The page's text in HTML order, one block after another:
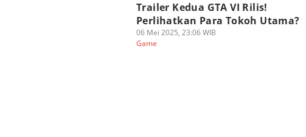
Trailer Kedua GTA VI Rilis!
Perlihatkan Para Tokoh Utama?
06 Mei 2025, 23:06 WIB
Game